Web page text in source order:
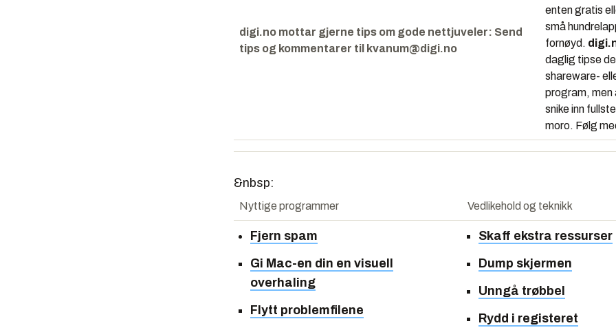
digi.no mottar gjerne tips om gode nettjuveler: Send
tips og kommentarer til kvanum@digi.no
enten gratis
små
fornøyd.
daglig tipse
shareware-
program, men
snike inn
moro. Følg
&nbsp:
Nyttige programmer Vedlikehold og teknikk
Fjern spam
Gi Mac-en din en visuell
overhaling
Flytt problemfilene
Skaff ekstra ressurser
Dump skjermen
Unngå trøbbel
Rydd i registeret